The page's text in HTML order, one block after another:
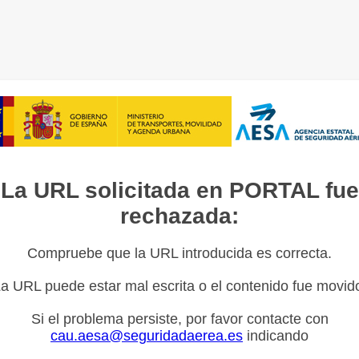
La URL solicitada en PORTAL fue
rechazada:
Compruebe que la URL introducida es correcta.
URL puede estar mal escrita o el contenido fue
Si el problema persiste, por favor contacte con
cau.aesa@seguridadaerea.es indicando